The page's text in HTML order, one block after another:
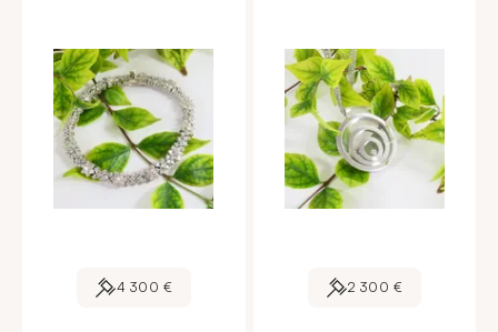
4 300 € 2 300 €